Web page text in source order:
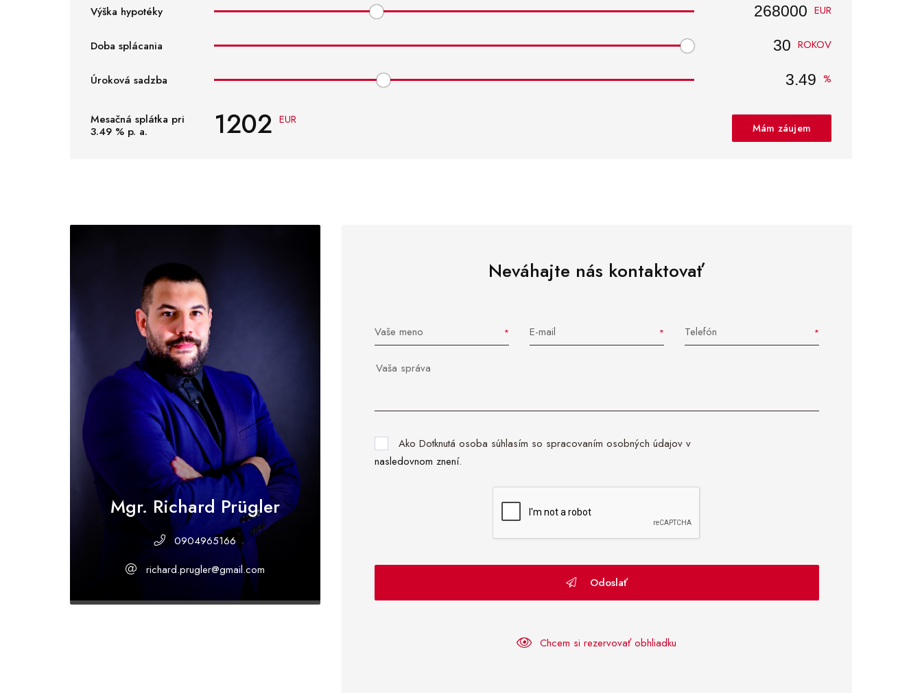
Výška hypotéky EUR
Doba splácania ROKOV
Úroková sadzba %
Mám záujem
Mesačná splátka pri
3.49 % p. a. 1202 EUR
Mgr. Richard Prügler
0904965166
richard.prugler@gmail.com
Neváhajte nás kontaktovať
Vaše meno E-mail Telefón
Ako Dotknutá osoba súhlasím so spracovaním osobných údajov v
nasledovnom znení.
Odoslať
Chcem si rezervovať obhliadku